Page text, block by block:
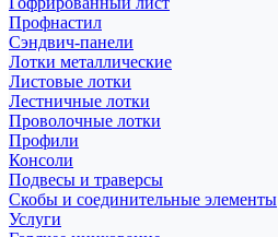
Профнастил
Сэндвич-панели
Лотки металлические
Листовые лотки
Лестничные лотки
Проволочные лотки
Профили
Консоли
Подвесы и траверсы
Скобы и соединительные элементы
Услуги